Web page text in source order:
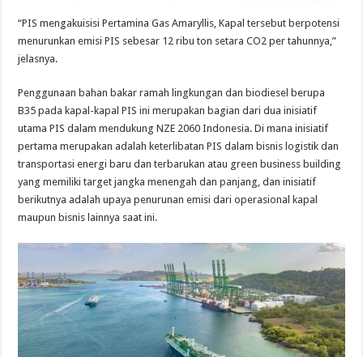
“PIS mengakuisisi Pertamina Gas Amaryllis, Kapal tersebut berpotensi
menurunkan emisi PIS sebesar 12 ribu ton setara CO2 per tahunnya,”
jelasnya.
Penggunaan bahan bakar ramah lingkungan dan biodiesel berupa
B35 pada kapal-kapal PIS ini merupakan bagian dari dua inisiatif
utama PIS dalam mendukung NZE 2060 Indonesia. Di mana inisiatif
pertama merupakan adalah keterlibatan PIS dalam bisnis logistik dan
transportasi energi baru dan terbarukan atau green business building
yang memiliki target jangka menengah dan panjang, dan inisiatif
berikutnya adalah upaya penurunan emisi dari operasional kapal
maupun bisnis lainnya saat ini.